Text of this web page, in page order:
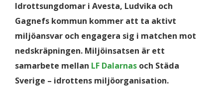
Idrottsungdomar i Avesta, Ludvika och
Gagnefs kommun kommer att ta aktivt
miljöansvar och engagera sig i matchen mot
nedskräpningen. Miljöinsatsen är ett
samarbete mellan LF Dalarnas och Städa
Sverige – idrottens miljöorganisation.